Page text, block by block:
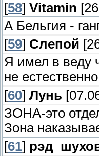
[58] Vitamin
А Бельгия -
[59] Слепой
Я имел в веду
не
[60] Лунь
ЗОНА-это
Зона
[61]